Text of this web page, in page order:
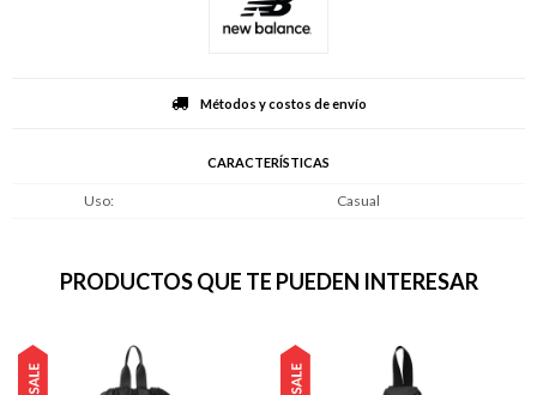
Métodos y costos de envío
CARACTERÍSTICAS
Uso Casual
PRODUCTOS QUE TE PUEDEN INTERESAR